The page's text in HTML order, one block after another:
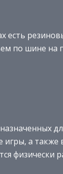
по шине на
а